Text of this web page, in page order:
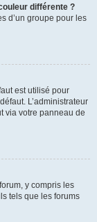
différente ?
d’un groupe pour les
est utilisé pour
L’administrateur
via votre panneau de
y compris les
tels que les forums